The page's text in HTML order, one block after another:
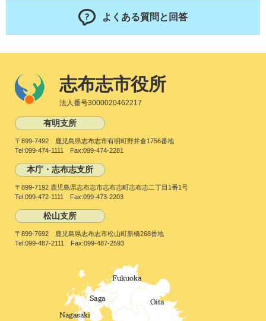
よくある質問と回答
志布志市役所
法人番号3000020462217
有明支所
〒899-7492 鹿児島県志布志市有明町野井倉1756番地
Tel:099-474-1111 Fax:099-474-2281
本庁・志布志支所
〒899-7192 鹿児島県志布志市志布志町志布志二丁目1番1号
Tel:099-472-1111 Fax:099-473-2203
松山支所
〒899-7692 鹿児島県志布志市松山町新橋268番地
Tel:099-487-2111 Fax:099-487-2593